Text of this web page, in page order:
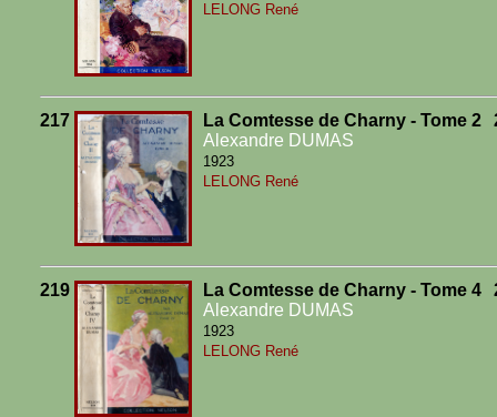
LELONG René
217
La Comtesse de Charny - Tome 2
Alexandre DUMAS
1923
LELONG René
219
La Comtesse de Charny - Tome 4
Alexandre DUMAS
1923
LELONG René